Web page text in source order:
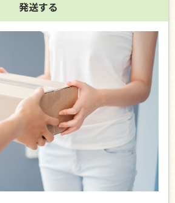
発送する